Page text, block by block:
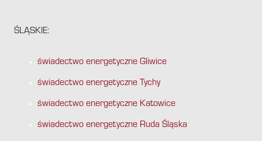
ŚLĄSKIE:
świadectwo energetyczne Gliwice
świadectwo energetyczne Tychy
świadectwo energetyczne Katowice
świadectwo energetyczne Ruda Śląska